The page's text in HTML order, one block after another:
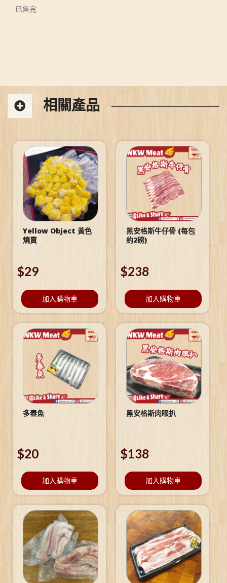
已售完
相關產品
Yellow Object 黃色
燒賣
$29
加入購物車
黑安格斯牛仔骨 (每包
約2磅)
$238
加入購物車
多春魚
$20
加入購物車
黑安格斯肉眼扒
$138
加入購物車